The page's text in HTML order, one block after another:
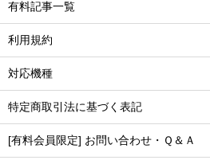
有料記事一覧
利用規約
対応機種
特定商取引法に基づく表記
[有料会員限定] お問い合わせ・Ｑ＆Ａ